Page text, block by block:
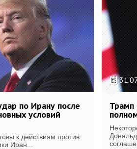
по Ирану после
условий
к действиям против
Иран...
Трамп